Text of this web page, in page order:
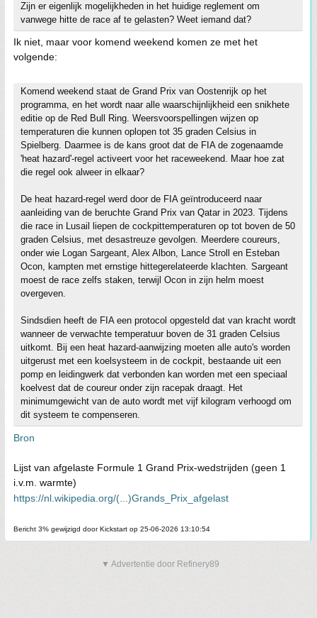
Zijn er eigenlijk mogelijkheden in het huidige reglement om
vanwege hitte de race af te gelasten? Weet iemand dat?
Ik niet, maar voor komend weekend komen ze met het
volgende:
Komend weekend staat de Grand Prix van Oostenrijk op het
programma, en het wordt naar alle waarschijnlijkheid een snikhete
editie op de Red Bull Ring. Weersvoorspellingen wijzen op
temperaturen die kunnen oplopen tot 35 graden Celsius in
Spielberg. Daarmee is de kans groot dat de FIA de zogenaamde
'heat hazard'-regel activeert voor het raceweekend. Maar hoe zat
die regel ook alweer in elkaar?
De heat hazard-regel werd door de FIA geïntroduceerd naar
aanleiding van de beruchte Grand Prix van Qatar in 2023. Tijdens
die race in Lusail liepen de cockpittemperaturen op tot boven de 50
graden Celsius, met desastreuze gevolgen. Meerdere coureurs,
onder wie Logan Sargeant, Alex Albon, Lance Stroll en Esteban
Ocon, kampten met ernstige hittegerelateerde klachten. Sargeant
moest de race zelfs staken, terwijl Ocon in zijn helm moest
overgeven.
Sindsdien heeft de FIA een protocol opgesteld dat van kracht wordt
wanneer de verwachte temperatuur boven de 31 graden Celsius
uitkomt. Bij een heat hazard-aanwijzing moeten alle auto's worden
uitgerust met een koelsysteem in de cockpit, bestaande uit een
pomp en leidingwerk dat verbonden kan worden met een speciaal
koelvest dat de coureur onder zijn racepak draagt. Het
minimumgewicht van de auto wordt met vijf kilogram verhoogd om
dit systeem te compenseren.
Bron
Lijst van afgelaste Formule 1 Grand Prix-wedstrijden (geen 1
i.v.m. warmte)
https://nl.wikipedia.org/(...)Grands_Prix_afgelast
Bericht 3% gewijzigd door Kickstart op 25-06-2026 13:10:54
▼ Advertentie door Refinery89